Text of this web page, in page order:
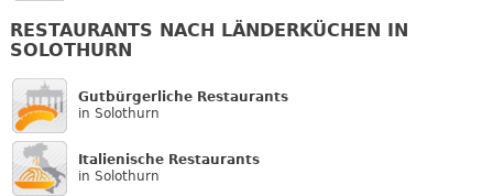
RESTAURANTS NACH LÄNDERKÜCHEN IN
SOLOTHURN
Gutbürgerliche Restaurants
in Solothurn
Italienische Restaurants
in Solothurn